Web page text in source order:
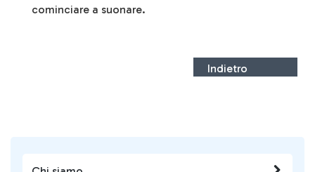
cominciare a suonare.
Indietro